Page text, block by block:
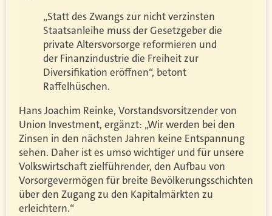
„Statt des Zwangs zur nicht verzinsten
Staatsanleihe muss der Gesetzgeber die
private Altersvorsorge reformieren und
der Finanzindustrie die Freiheit zur
Diversifikation eröffnen“, betont
Raffelhüschen.
Hans Joachim Reinke, Vorstandsvorsitzender von
Union Investment, ergänzt: „Wir werden bei den
Zinsen in den nächsten Jahren keine Entspannung
sehen. Daher ist es umso wichtiger und für unsere
Volkswirtschaft zielführender, den Aufbau von
Vorsorgevermögen für breite Bevölkerungsschichten
über den Zugang zu den Kapitalmärkten zu
erleichtern.“